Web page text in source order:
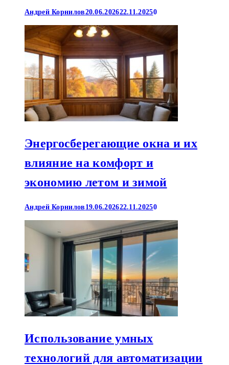
Андрей Корнилов20.06.202622.11.20250
Энергосберегающие окна и их
влияние на комфорт и
экономию летом и зимой
Андрей Корнилов 19.06.202622.11.20250
Использование умных
технологий для автоматизации